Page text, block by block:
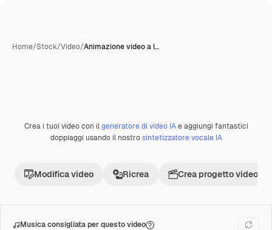
Home/Stock/Video/Animazione video a l…
Premium
Crea i tuoi video con ilgeneratore di video IAe aggiungi fantastici
doppiaggi usando il nostrosintetizzatore vocale IA
Modifica video Ricrea Crea progetto video
Musica consigliata per questo video